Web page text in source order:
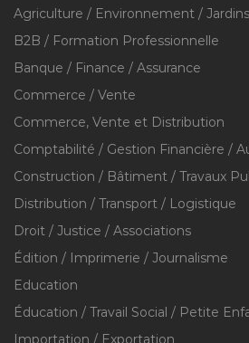
Agriculture / Environnement /
B2B / Formation Professionnelle
Banque / Finance / Assurance
Commerce / Vente
Commerce, Vente et Distribution
Comptabilité / Gestion Financière /
Construction / Bâtiment / Travaux
Distribution / Transport / Logistique
Droit / Justice / Associations
Édition / Imprimerie / Journalisme
Education
Éducation / Travail Social / Petite
Importation / Exportation